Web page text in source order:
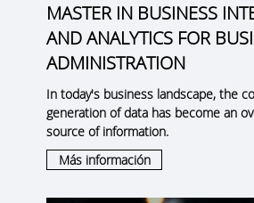
MASTER IN BUSINESS
AND ANALYTICS FOR
ADMINISTRATION
In today's business landscape, the
generation of data has become an
source of information.
Más información